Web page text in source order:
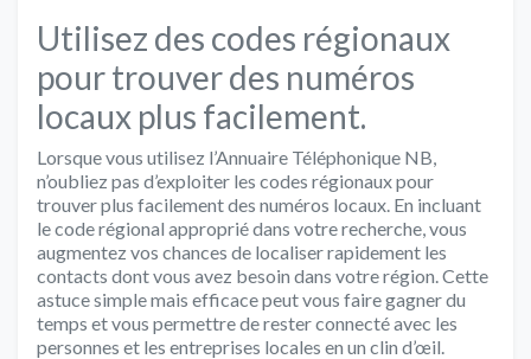
Utilisez des codes régionaux
pour trouver des numéros
locaux plus facilement.
Lorsque vous utilisez l’Annuaire Téléphonique NB,
n’oubliez pas d’exploiter les codes régionaux pour
trouver plus facilement des numéros locaux. En incluant
le code régional approprié dans votre recherche, vous
augmentez vos chances de localiser rapidement les
contacts dont vous avez besoin dans votre région. Cette
astuce simple mais efficace peut vous faire gagner du
temps et vous permettre de rester connecté avec les
personnes et les entreprises locales en un clin d’œil.